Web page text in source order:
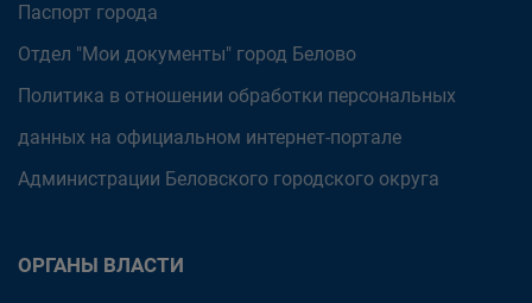
Паспорт города
Отдел "Мои документы" город Белово
Политика в отношении обработки персональных
данных на официальном интернет-портале
Администрации Беловского городского округа
ОРГАНЫ ВЛАСТИ